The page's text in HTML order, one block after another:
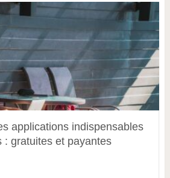
applications indispensables
: gratuites et payantes